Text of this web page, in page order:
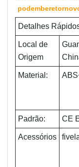
podemberetorno
Detalhes
Local de
Origem
Material:
Padrão: CE
Acessórios